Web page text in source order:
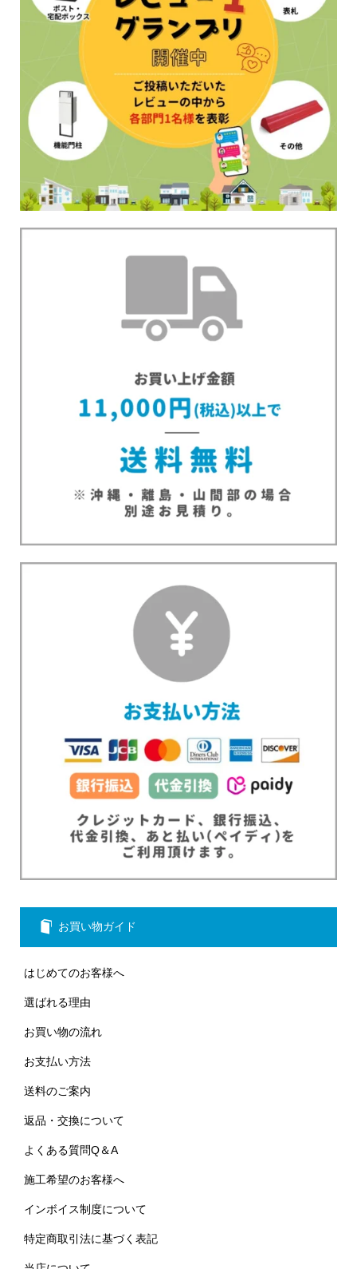
お買い物ガイド
はじめてのお客様へ
選ばれる理由
お買い物の流れ
お支払い方法
送料のご案内
返品・交換について
よくある質問Q＆A
施工希望のお客様へ
インボイス制度について
特定商取引法に基づく表記